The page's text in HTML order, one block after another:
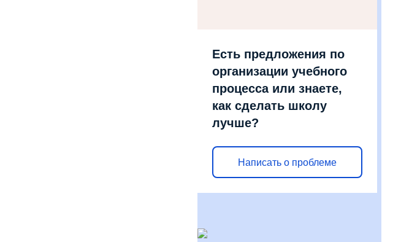
Есть предложения по
организации учебного
процесса или знаете,
как сделать школу
лучше?
Написать о проблеме